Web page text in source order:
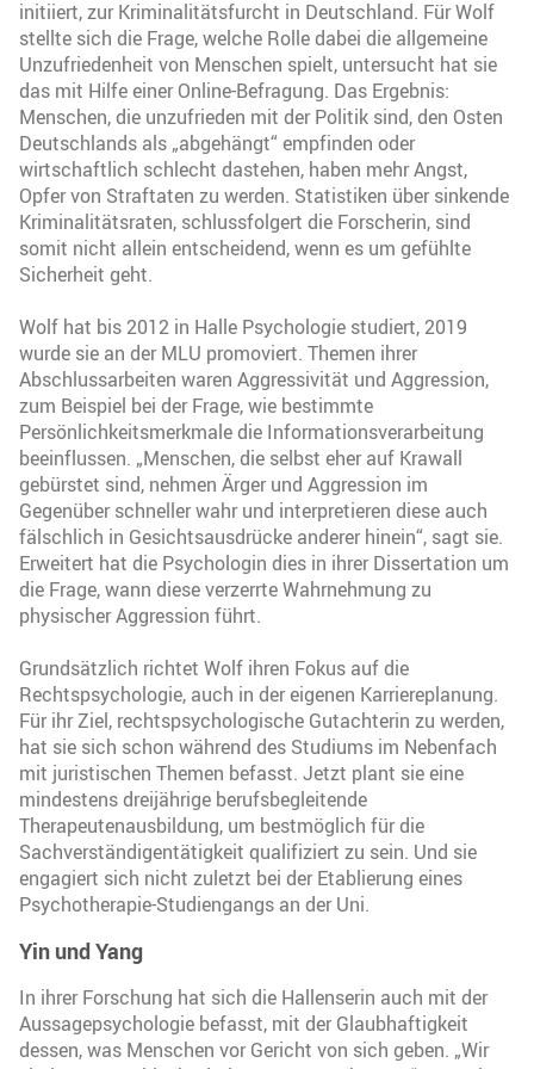
initiiert, zur Kriminalitätsfurcht in Deutschland. Für Wolf
stellte sich die Frage, welche Rolle dabei die allgemeine
Unzufriedenheit von Menschen spielt, untersucht hat sie
das mit Hilfe einer Online-Befragung. Das Ergebnis:
Menschen, die unzufrieden mit der Politik sind, den Osten
Deutschlands als „abgehängt“ empfinden oder
wirtschaftlich schlecht dastehen, haben mehr Angst,
Opfer von Straftaten zu werden. Statistiken über sinkende
Kriminalitätsraten, schlussfolgert die Forscherin, sind
somit nicht allein entscheidend, wenn es um gefühlte
Sicherheit geht.
Wolf hat bis 2012 in Halle Psychologie studiert, 2019
wurde sie an der MLU promoviert. Themen ihrer
Abschlussarbeiten waren Aggressivität und Aggression,
zum Beispiel bei der Frage, wie bestimmte
Persönlichkeitsmerkmale die Informationsverarbeitung
beeinflussen. „Menschen, die selbst eher auf Krawall
gebürstet sind, nehmen Ärger und Aggression im
Gegenüber schneller wahr und interpretieren diese auch
fälschlich in Gesichtsausdrücke anderer hinein“, sagt sie.
Erweitert hat die Psychologin dies in ihrer Dissertation um
die Frage, wann diese verzerrte Wahrnehmung zu
physischer Aggression führt.
Grundsätzlich richtet Wolf ihren Fokus auf die
Rechtspsychologie, auch in der eigenen Karriereplanung.
Für ihr Ziel, rechtspsychologische Gutachterin zu werden,
hat sie sich schon während des Studiums im Nebenfach
mit juristischen Themen befasst. Jetzt plant sie eine
mindestens dreijährige berufsbegleitende
Therapeutenausbildung, um bestmöglich für die
Sachverständigentätigkeit qualifiziert zu sein. Und sie
engagiert sich nicht zuletzt bei der Etablierung eines
Psychotherapie-Studiengangs an der Uni.
Yin und Yang
In ihrer Forschung hat sich die Hallenserin auch mit der
Aussagepsychologie befasst, mit der Glaubhaftigkeit
dessen, was Menschen vor Gericht von sich geben. „Wir